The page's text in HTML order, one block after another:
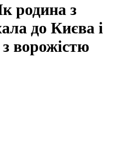
родина з
до Києва і
ворожістю